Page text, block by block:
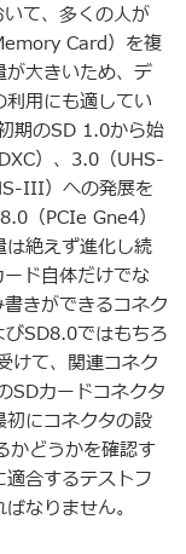
て、多くの人が
Card）を複
大きいため、デ
用にも適してい
期のSD 1.0から始
）、3.0（UHS-
III）への発展を
（PCIe Gne4）
絶えず進化し続
ド自体だけでな
きができるコネク
SD8.0ではもちろ
けて、関連コネク
SDカードコネクタ
にコネクタの設
かどうかを確認す
合するテストフ
なりません。